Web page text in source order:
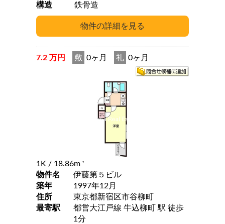
構造
鉄骨造
7.2 万円 敷 0ヶ月 礼 0ヶ月
1K / 18.86m 2
物件名
伊藤第５ビル
築年
1997年12月
住所
東京都新宿区市谷柳町
最寄駅
都営大江戸線 牛込柳町 駅 徒歩
1分